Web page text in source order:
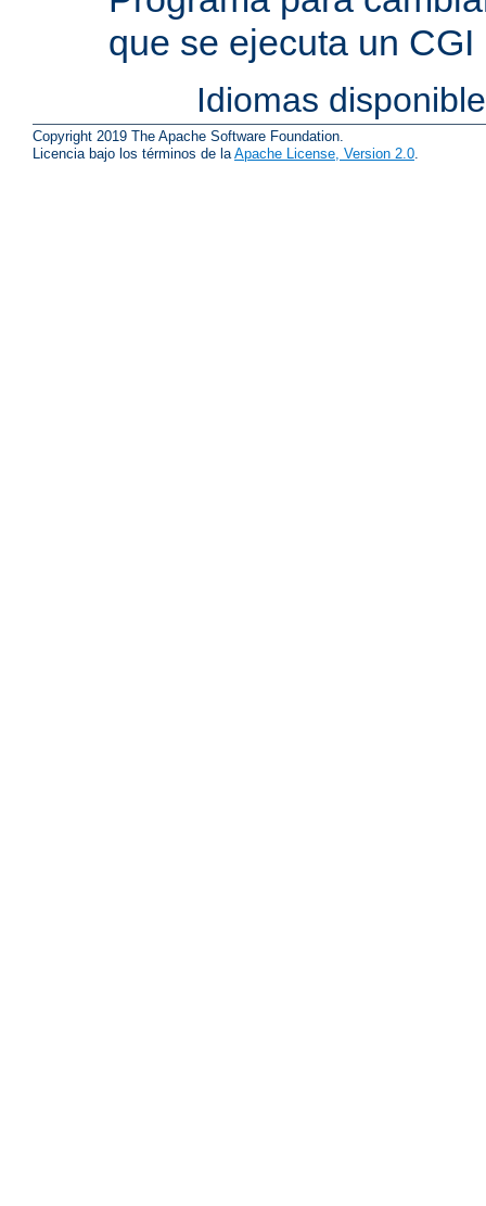
que se ejecuta un CGI
Idiomas
Copyright 2019 The Apache Software Foundation.
Licencia bajo los términos de laApache License, Version 2.0.